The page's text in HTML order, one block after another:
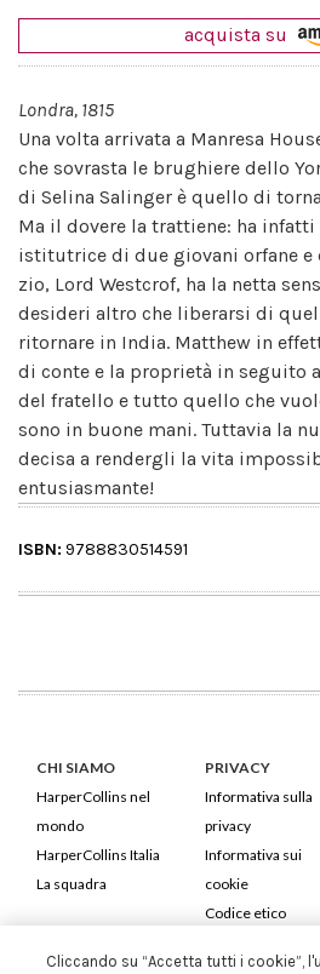
acquista su
Londra, 1815
Una volta arrivata a Manresa
che sovrasta le brughiere dello
di Selina Salinger è quello di
Ma il dovere la trattiene: ha
istitutrice di due giovani orfane e
zio, Lord Westcrof, ha la netta
desideri altro che liberarsi di
ritornare in India. Matthew in
di conte e la proprietà in seguito
del fratello e tutto quello che
sono in buone mani. Tuttavia la
decisa a rendergli la vita
entusiasmante!
ISBN: 9788830514591
CHI SIAMO
HarperCollins nel
mondo
HarperCollins Italia
La squadra
PRIVACY
Informativa sulla
privacy
Informativa sui
cookie
Codice etico
Cliccando su “Accetta tutti i cookie”,